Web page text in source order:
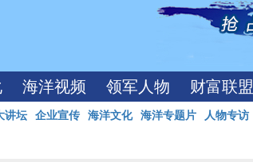
海洋视频 领军人物 财富联盟
讲坛 企业宣传 海洋文化 海洋专题片 人物专访